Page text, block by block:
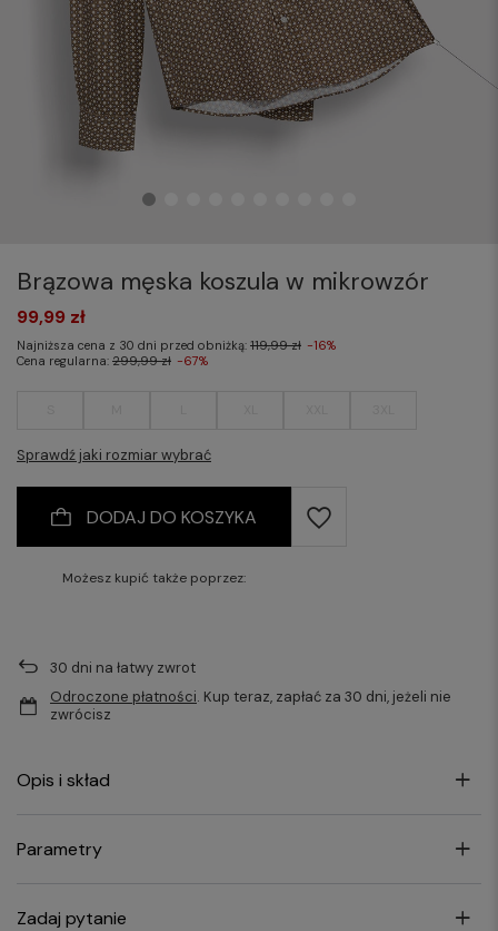
Brązowa męska koszula w mikrowzór
Sprawdź jaki rozmiar wybrać
99,99 zł
Najniższa cena z 30 dni przed obniżką: 119,99 zł -16%
Cena regularna: 299,99 zł -67%
DODAJ DO KOSZYKA
Możesz kupić także poprzez:
30 dni na łatwy zwrot
Odroczone płatności. Kup teraz, zapłać za 30 dni, jeżeli nie
zwrócisz
Opis i skład
Parametry
Zadaj pytanie